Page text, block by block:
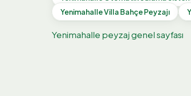
YenimahalleVilla Bahçe Peyzajı
Yenimahalle peyzaj genel sayfası